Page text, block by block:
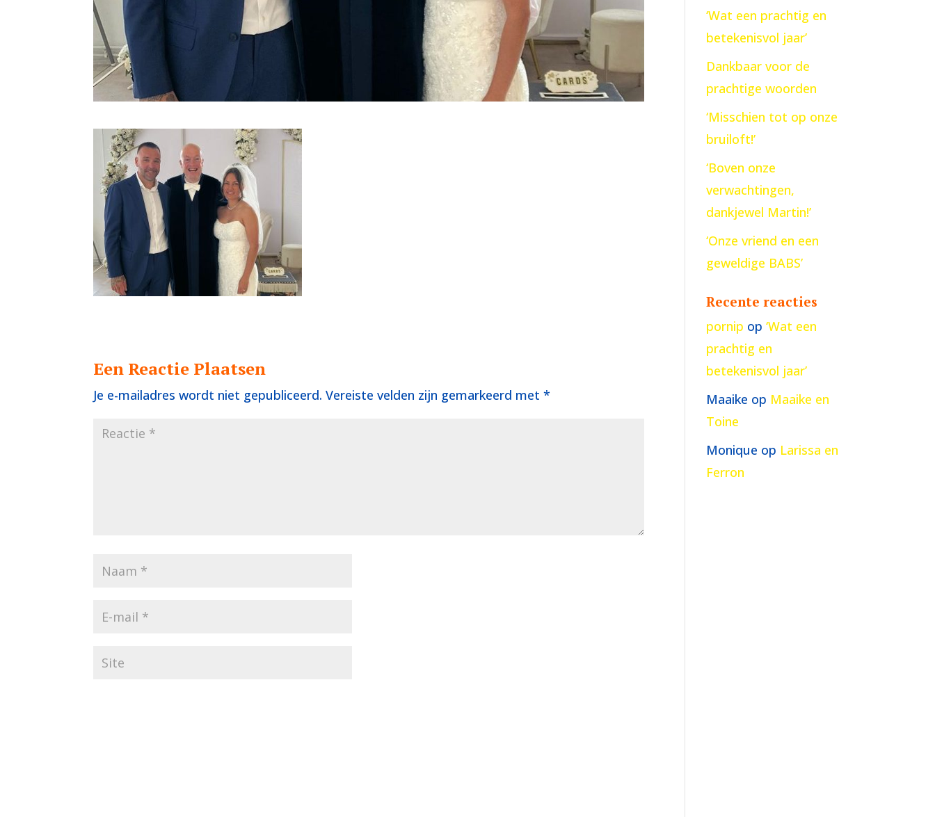
Een Reactie Plaatsen
Je e-mailadres wordt niet gepubliceerd. Vereiste velden zijn gemarkeerd met*
‘Wat een prachtig en
betekenisvol jaar’
Dankbaar voor de
prachtige woorden
‘Misschien tot op onze
bruiloft!’
‘Boven onze
verwachtingen,
dankjewel Martin!’
‘Onze vriend en een
geweldige BABS’
Recente reacties
pornip op‘Wat een
prachtig en
betekenisvol jaar’
Maaike op Maaike en
Toine
Monique op Larissa en
Ferron